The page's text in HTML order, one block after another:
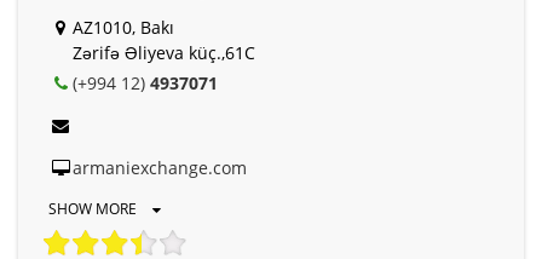
AZ1010, Bakı
Zərifə Əliyeva küç.,61C
(+994 12) 4937071
armaniexchange.com
SHOW MORE